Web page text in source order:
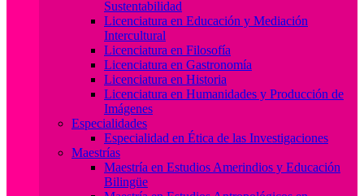
Sustentabilidad
Licenciatura en Educación y Mediación
Intercultural
Licenciatura en Filosofía
Licenciatura en Gastronomía
Licenciatura en Historia
Licenciatura en Humanidades y Producción de
Imágenes
Especialidades
Especialidad en Ética de las Investigaciones
Maestrías
Maestría en Estudios Amerindios y Educación
Bilingüe